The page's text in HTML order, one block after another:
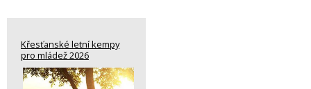
Křesťanské letní kempy
pro mládež 2026